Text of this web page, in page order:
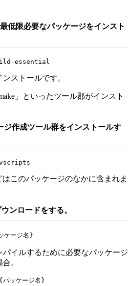
低限必要なパッケージをインスト
essential
ストールです。
」といったツール郡がインスト
ジ作成ツール群をインストールす
はこのパッケージのなかに含まれま
ンロードをする。
ージ名}
パイルするために必要なパッケージ
。
ッケージ名}